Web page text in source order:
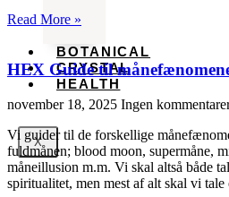
BOTANICAL
CRYSTAL
HEALTH
X
Read More »
HEX Guide til
november 18, 2025 Ingen
Vi guider til de forskellige
fuldmånen; blood moon, supermåne,
måneillusion m.m. Vi skal altså både
spiritualitet, men mest af alt skal vi tale